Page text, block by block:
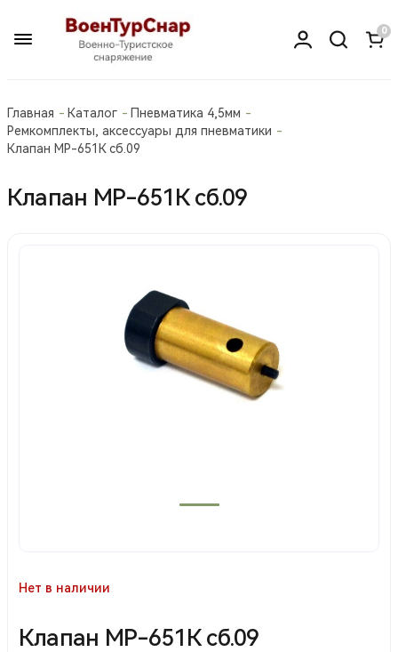
0
Главная Каталог
Пневматика 4,5мм
Ремкомплекты, аксессуары для пневматики
Клапан МР-651К сб.09
Клапан МР-651К сб.09
Нет в наличии
Клапан МР-651К сб.09